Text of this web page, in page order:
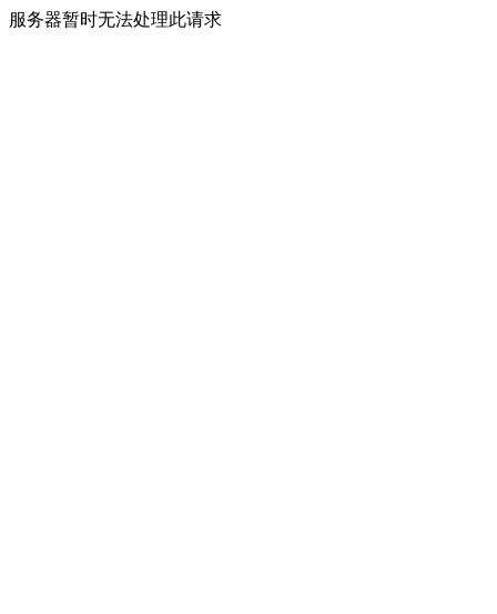
服务器暂时无法处理此请求